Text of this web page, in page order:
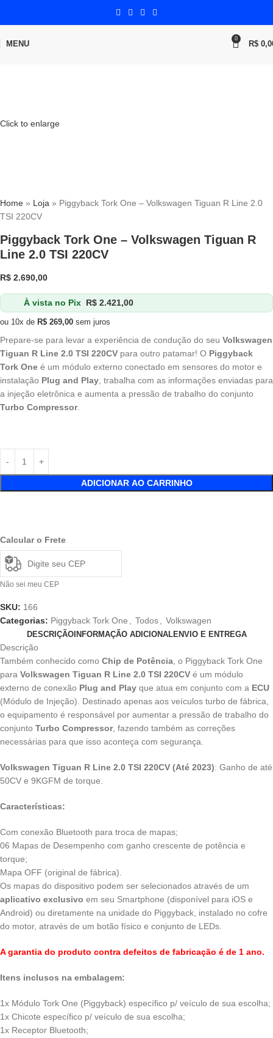
MENU
0
R$
Click to enlarge
Home » Loja » Piggyback Tork One – Volkswagen Tiguan R Line 2.0
TSI 220CV
Piggyback Tork One – Volkswagen Tiguan R
Line 2.0 TSI 220CV
R$ 2.690,00
À vista no Pix R$2.421,00
ou 10x de R$ 269,00 sem juros
Prepare-se para levar a experiência de condução do seu Volkswagen
Tiguan R Line 2.0 TSI 220CV para outro patamar! O Piggyback
Tork One é um módulo externo conectado em sensores do motor e
instalação Plug and Play, trabalha com as informações enviadas para
a injeção eletrônica e aumenta a pressão de trabalho do conjunto
Turbo Compressor.
ADICIONAR AO CARRINHO
Calcular o Frete
Não sei meu CEP
SKU: 166
Categorias: Piggyback Tork One , Todos, Volkswagen
DESCRIÇÃOINFORMAÇÃO ADICIONALENVIO E ENTREGA
Descrição
Também conhecido como Chip de Potência, o Piggyback Tork One
para Volkswagen Tiguan R Line 2.0 TSI 220CV é um módulo
externo de conexão Plug and Play que atua em conjunto com a ECU
(Módulo de Injeção). Destinado apenas aos veículos turbo de fábrica,
o equipamento é responsável por aumentar a pressão de trabalho do
conjunto Turbo Compressor, fazendo também as correções
necessárias para que isso aconteça com segurança.
Volkswagen Tiguan R Line 2.0 TSI 220CV (Até 2023): Ganho de até
50CV e 9KGFM de torque.
Características:
Com conexão Bluetooth para troca de mapas;
06 Mapas de Desempenho com ganho crescente de potência e
torque;
Mapa OFF (original de fábrica).
Os mapas do dispositivo podem ser selecionados através de um
aplicativo exclusivo em seu Smartphone (disponível para iOS e
Android) ou diretamente na unidade do Piggyback, instalado no cofre
do motor, através de um botão físico e conjunto de LEDs.
A garantia do produto contra defeitos de fabricação é de 1 ano.
Itens inclusos na embalagem:
1x Módulo Tork One (Piggyback) específico p/ veículo de sua escolha;
1x Chicote específico p/ veículo de sua escolha;
1x Receptor Bluetooth;